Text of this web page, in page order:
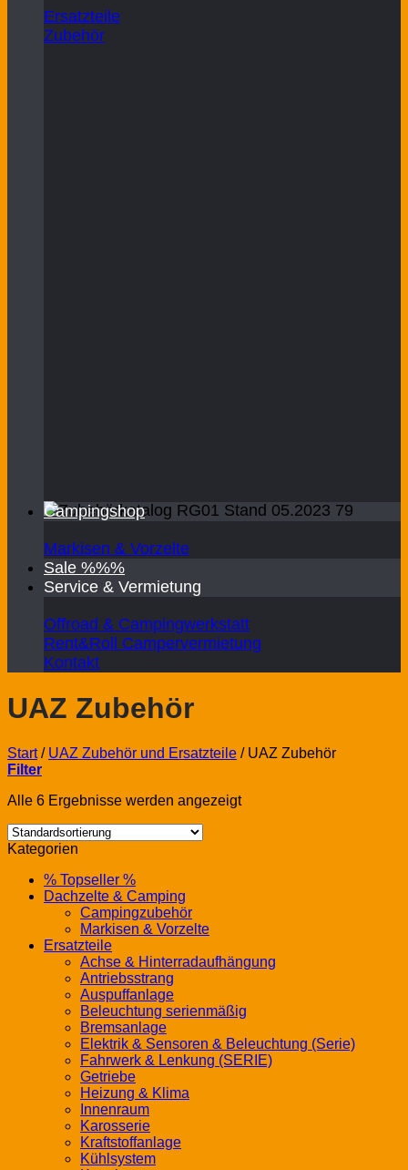
Ersatzteile
Zubehör
Campingshop
Markisen & Vorzelte
Sale %%%
Service & Vermietung
Offroad & Campingwerkstatt
Rent&Roll Campervermietung
Kontakt
UAZ Zubehör
Start / UAZ Zubehör und Ersatzteile /UAZ Zubehör
Filter
Alle 6 Ergebnisse werden angezeigt
Kategorien
% Topseller %
Dachzelte & Camping
Campingzubehör
Markisen & Vorzelte
Ersatzteile
Achse & Hinterradaufhängung
Antriebsstrang
Auspuffanlage
Beleuchtung serienmäßig
Bremsanlage
Elektrik & Sensoren & Beleuchtung (Serie)
Fahrwerk & Lenkung (SERIE)
Getriebe
Heizung & Klima
Innenraum
Karosserie
Kraftstoffanlage
Kühlsystem